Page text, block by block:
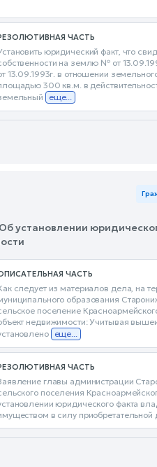
ЧАСТЬ
юридический факт, что
на землю № от
13.09.1993г. в отношении
300 кв.м. в
еще...
установлении
ЧАСТЬ
следует из материалов дела, на
образования
поселение
недвижимости: Учитывая
еще...
ЧАСТЬ
главы администрации
поселения
юридического факта
в силу приобретательной